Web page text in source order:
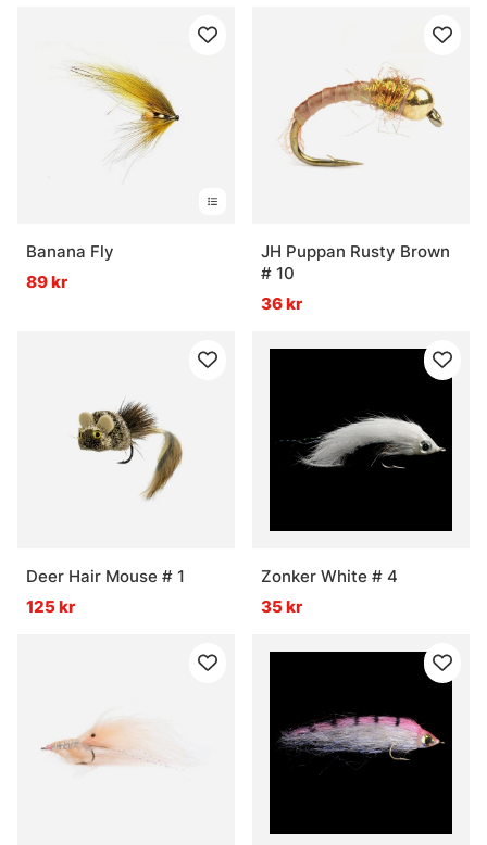
Banana Fly
89 kr
JH Puppan Rusty Brown
# 10
36 kr
Deer Hair Mouse # 1
125 kr
Zonker White # 4
35 kr